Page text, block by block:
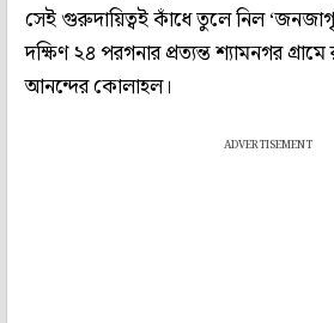
সেই গুরুদায়িত্বই কাঁধে তুলে নিল
দক্ষিণ ২৪ পরগনার প্রত্যন্ত শ্যামনগর
আনন্দের কোলাহল।
ADVERTISEMENT